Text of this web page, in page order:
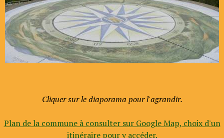
Cliquer sur le diaporama pour l'agrandir.
Plan de la commune à consulter sur Google Map, choix d'un
itinéraire pour y accéder.